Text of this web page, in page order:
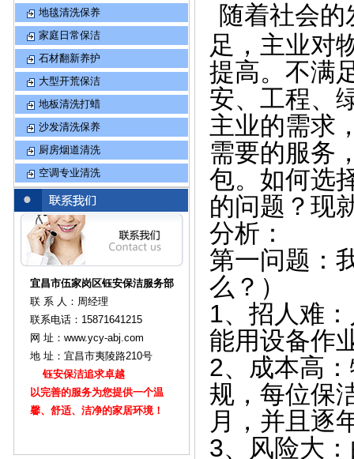
地毯清洗保养
家庭日常保洁
石材翻新养护
大型开荒保洁
地板清洗打蜡
沙发清洗保养
厨房烟道清洗
空调专业清洗
宜昌市伍家岗区钰安保洁服务部
联 系 人：周经理
联系电话：15871641215
网 址：www.ycy-abj.com
地 址：宜昌市夷陵路210号
钰安保洁追求卓越
以完善的服务为您提供一个温
馨、舒适、洁净的家居环境！
随着社会
足，主业对
提高。不满
安、工程、
主业的需求
需要的服务
包。如何选
的问题？现
分析：
第一问题：
么？）
1、招人难
能用设备作
2、成本高
规，每位保
月，并且逐
3、风险大